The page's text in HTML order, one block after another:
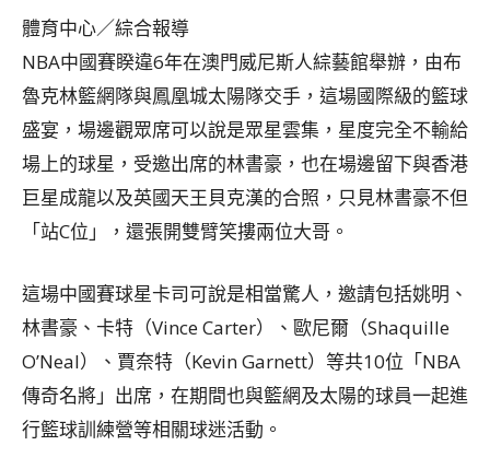
體育中心／綜合報導
NBA中國賽睽違6年在澳門威尼斯人綜藝館舉辦，由布
魯克林籃網隊與鳳凰城太陽隊交手，這場國際級的籃球
盛宴，場邊觀眾席可以說是眾星雲集，星度完全不輸給
場上的球星，受邀出席的林書豪，也在場邊留下與香港
巨星成龍以及英國天王貝克漢的合照，只見林書豪不但
「站C位」，還張開雙臂笑摟兩位大哥。
這場中國賽球星卡司可說是相當驚人，邀請包括姚明、
林書豪、卡特（Vince Carter）、歐尼爾（Shaquille
O’Neal）、賈奈特（Kevin Garnett）等共10位「NBA
傳奇名將」出席，在期間也與籃網及太陽的球員一起進
行籃球訓練營等相關球迷活動。